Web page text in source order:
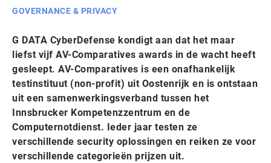
GOVERNANCE & PRIVACY
G DATA CyberDefense kondigt aan dat het maar
liefst vijf AV-Comparatives awards in de wacht heeft
gesleept. AV-Comparatives is een onafhankelijk
testinstituut (non-profit) uit Oostenrijk en is ontstaan
uit een samenwerkingsverband tussen het
Innsbrucker Kompetenzzentrum en de
Computernotdienst. Ieder jaar testen ze
verschillende security oplossingen en reiken ze voor
verschillende categorieën prijzen uit.